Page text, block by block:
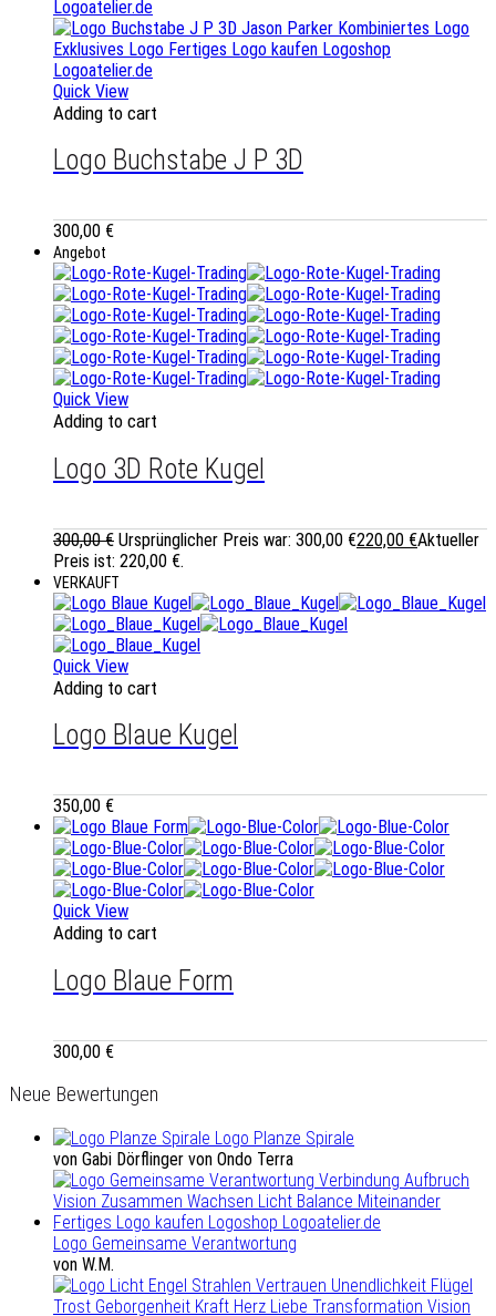
Quick View
Adding to cart
Logo Buchstabe J P 3D
300,00 €
Angebot
Quick View
Adding to cart
Logo 3D Rote Kugel
300,00€ Ursprünglicher Preis war: 300,00 €220,00 €Aktueller
Preis ist: 220,00 €.
VERKAUFT
Quick View
Adding to cart
Logo Blaue Kugel
350,00 €
Quick View
Adding to cart
Logo Blaue Form
300,00 €
Neue Bewertungen
Logo Planze Spirale
von Gabi Dörflinger von Ondo Terra
Logo Gemeinsame Verantwortung
von W.M.